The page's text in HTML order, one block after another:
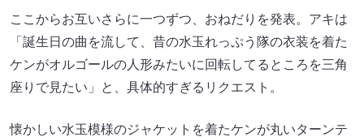
ここからお互いさらに一つずつ、おねだりを発表。アキは
「誕生日の曲を流して、昔の水玉れっぷう隊の衣装を着た
ケンがオルゴールの人形みたいに回転してるところを三角
座りで見たい」と、具体的すぎるリクエスト。
懐かしい水玉模様のジャケットを着たケンが丸いターンテ